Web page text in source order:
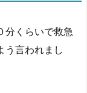
分くらいで救急
う言われまし